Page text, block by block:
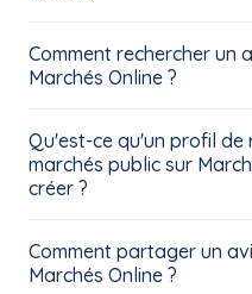
Comment rechercher un
Marchés Online ?
Qu'est-ce qu'un profil de
marchés public sur
créer ?
Comment partager un
Marchés Online ?